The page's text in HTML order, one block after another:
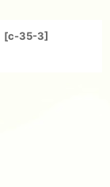
[c-35-3]